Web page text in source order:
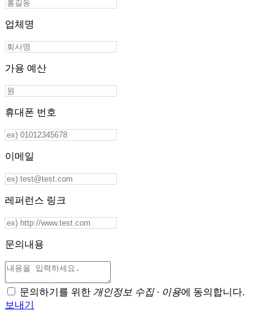
업체명
가용 예산
휴대폰 번호
이메일
레퍼런스 링크
문의내용
문의하기를 위한 개인정보 수집 · 이용에 동의합니다.
보내기